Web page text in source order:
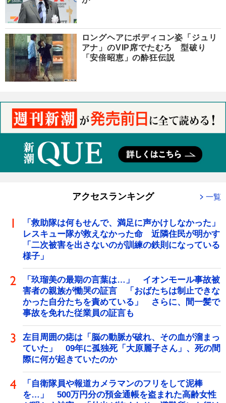
ロングヘアにボディコン姿「ジュリ
アナ」のVIP席でたむろ 型破り
「安倍昭恵」の酔狂伝説
アクセスランキング 一覧
「救助隊は何もせんで、満足に声かけしなかった」
レスキュー隊が救えなかった命 近隣住民が明かす
「二次被害を出さないのが訓練の鉄則になっている
様子」
「玖瑠美の最期の言葉は…」 イオンモール事故被
害者の親族が慟哭の証言 「おばたちは制止できな
かった自分たちを責めている」 さらに、間一髪で
事故を免れた従業員の証言も
左目周囲の痣は「脳の動脈が破れ、その血が溜まっ
ていた」 09年に孤独死「大原麗子さん」、死の間
際に何が起きていたのか
「自衛隊員や報道カメラマンのフリをして泥棒
を…」 500万円分の預金通帳を盗まれた高齢女性